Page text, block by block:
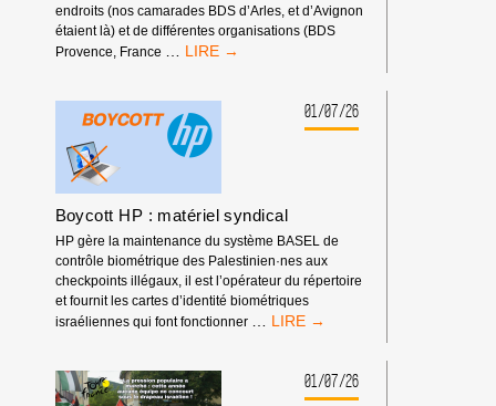
endroits (nos camarades BDS d’Arles, et d’Avignon
étaient là) et de différentes organisations (BDS
Provence, France
RASSEMBLEMENT
RENCONTRES
ÉCONOMIQUES
D’AIX-
01/07/26
Boycott HP : matériel syndical
HP gère la maintenance du système BASEL de
contrôle biométrique des Palestinien·nes aux
checkpoints illégaux, il est l’opérateur du répertoire
et fournit les cartes d’identité biométriques
israéliennes qui font fonctionner
BOYCOTT
MATÉRIEL
SYNDICAL
01/07/26